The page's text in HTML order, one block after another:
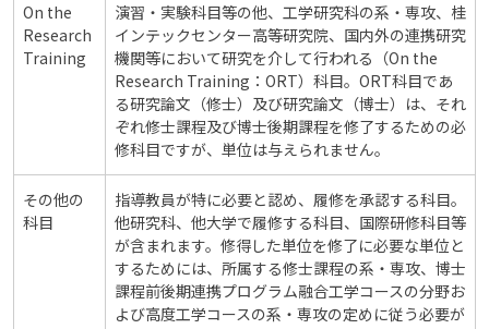
On the
Research
Training
演習・実験科目等の他、工学研究科の系・専攻、桂
インテックセンター高等研究院、国内外の連携研究
機関等において研究を介して行われる（On the
Research Training：ORT）科目。ORT科目であ
る研究論文（修士）及び研究論文（博士）は、それ
ぞれ修士課程及び博士後期課程を修了するための必
修科目ですが、単位は与えられません。
その他の
科目
指導教員が特に必要と認め、履修を承認する科目。
他研究科、他大学で履修する科目、国際研修科目等
が含まれます。修得した単位を修了に必要な単位と
するためには、所属する修士課程の系・専攻、博士
課程前後期連携プログラム融合工学コースの分野お
よび高度工学コースの系・専攻の定めに従う必要が